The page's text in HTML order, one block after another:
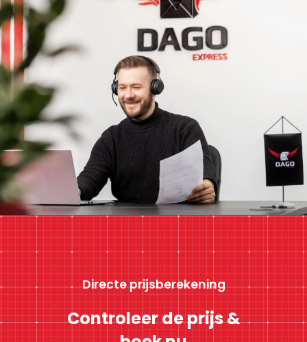
Directe prijsberekening
Controleer de prijs &